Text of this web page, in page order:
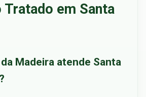
Tratado em Santa
Madeira atende Santa